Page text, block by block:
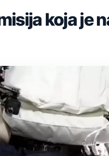
koja je